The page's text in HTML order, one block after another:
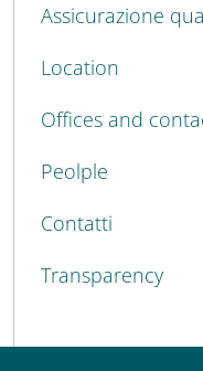
Assicurazione
Location
Offices and
Peolple
Contatti
Transparency